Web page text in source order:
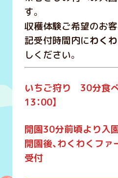
す。
収穫体験ご希望のお
記受付時間内にわく
しください。
いちご狩り 30分食
13：00】
開園30分前頃より入
開園後、わくわくフ
受付